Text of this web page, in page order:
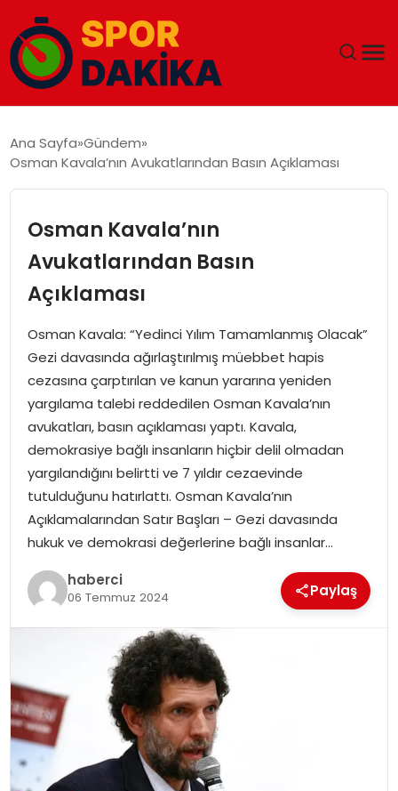
DÜNYA
EĞITIM
MAGAZIN
SAĞLIK
SIYASET
SPOR
TEKNOLOJI
YAŞAM
Ana Sayfa Gündem
Osman Kavala’nın Avukatlarından Basın Açıklaması
Osman Kavala’nın
Avukatlarından Basın
Açıklaması
Osman Kavala: “Yedinci Yılım Tamamlanmış Olacak”
Gezi davasında ağırlaştırılmış müebbet hapis
cezasına çarptırılan ve kanun yararına yeniden
yargılama talebi reddedilen Osman Kavala’nın
avukatları, basın açıklaması yaptı. Kavala,
demokrasiye bağlı insanların hiçbir delil olmadan
yargılandığını belirtti ve 7 yıldır cezaevinde
tutulduğunu hatırlattı. Osman Kavala’nın
Açıklamalarından Satır Başları – Gezi davasında
hukuk ve demokrasi değerlerine bağlı insanlar…
haberci
06 Temmuz 2024 Paylaş